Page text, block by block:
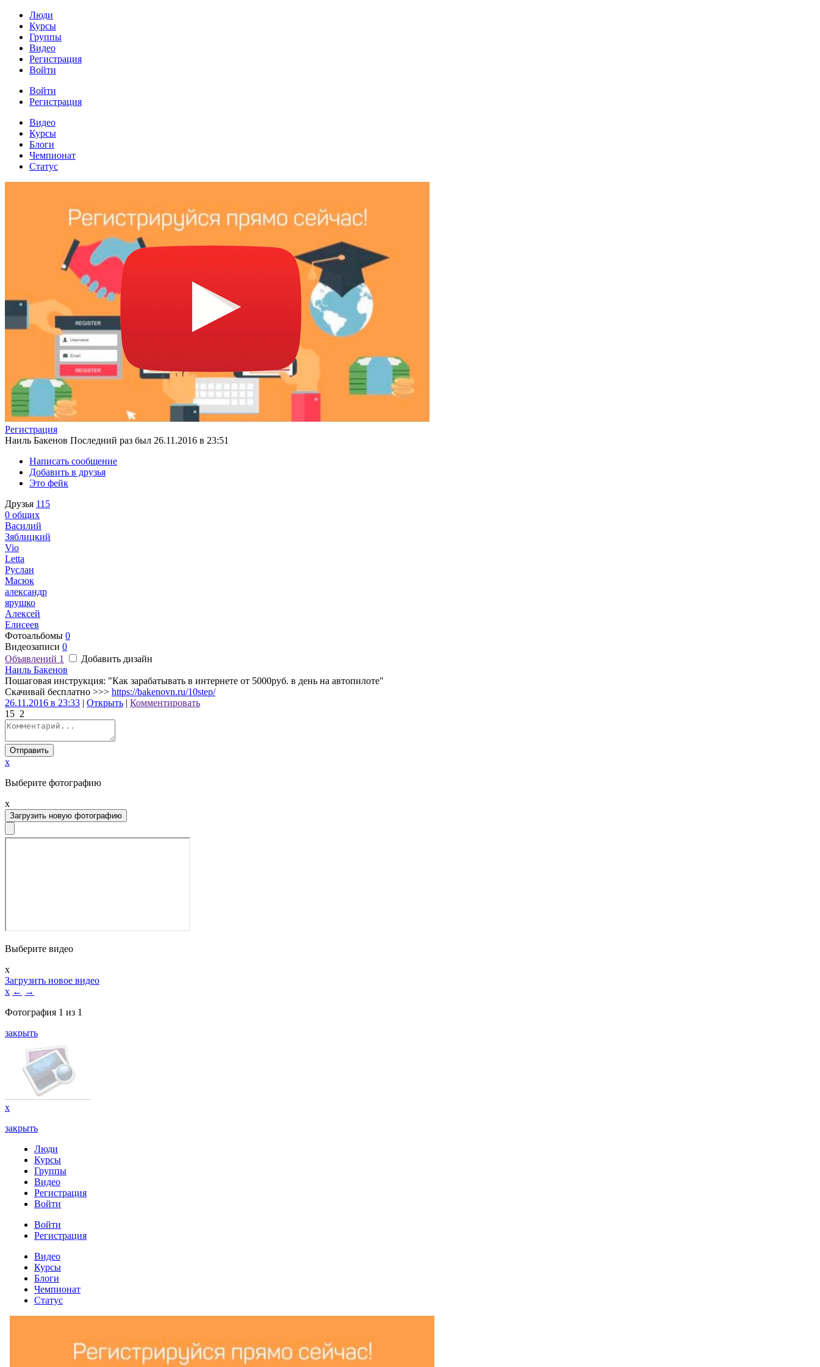
Люди
Курсы
Группы
Видео
Регистрация
Войти
Войти
Регистрация
Видео
Курсы
Блоги
Чемпионат
Статус
Регистрация
Наиль Бакенов Последний раз был 26.11.2016 в 23:51
Написать сообщение
Добавить в друзья
Это фейк
Друзья 115
0 общих
Василий
Зяблицкий
Vio
Letta
Руслан
Масюк
александр
ярушко
Алексей
Елисеев
Фотоальбомы 0
Видеозаписи 0
Объявлений 1
Добавить дизайн
Наиль Бакенов
Пошаговая инструкция: "Как зарабатывать в интернете от 5000руб. в день на автопилоте"
Скачивай бесплатно >>> https://bakenovn.ru/10step/
26.11.2016 в 23:33 | Открыть | Комментировать
15 2
Отправить
x
Выберите фотографию
x
Загрузить новую фотографию
Выберите видео
x
Загрузить новое видео
x ← →
Фотография 1 из 1
закрыть
x
закрыть